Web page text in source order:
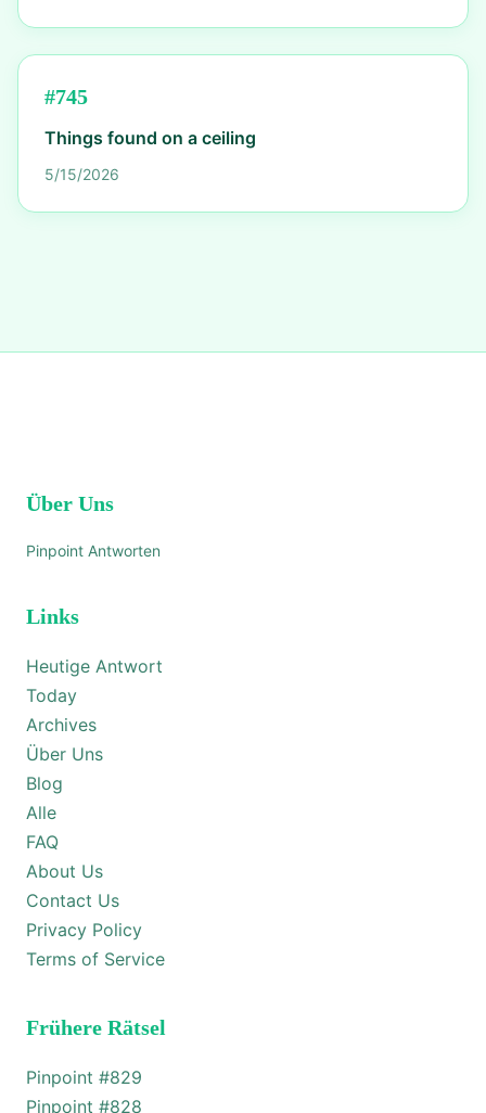
#745
Things found on a ceiling
5/15/2026
Über Uns
Pinpoint Antworten
Links
Heutige Antwort
Today
Archives
Über Uns
Blog
Alle
FAQ
About Us
Contact Us
Privacy Policy
Terms of Service
Frühere Rätsel
Pinpoint #829
Pinpoint #828